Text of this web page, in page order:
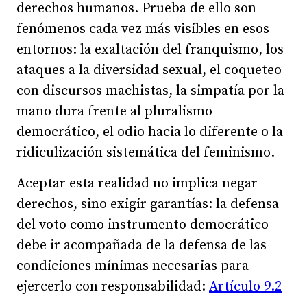
derechos humanos. Prueba de ello son
fenómenos cada vez más visibles en esos
entornos: la exaltación del franquismo, los
ataques a la diversidad sexual, el coqueteo
con discursos machistas, la simpatía por la
mano dura frente al pluralismo
democrático, el odio hacia lo diferente o la
ridiculización sistemática del feminismo.
Aceptar esta realidad no implica negar
derechos, sino exigir garantías: la defensa
del voto como instrumento democrático
debe ir acompañada de la defensa de las
condiciones mínimas necesarias para
ejercerlo con responsabilidad: Artículo 9.2